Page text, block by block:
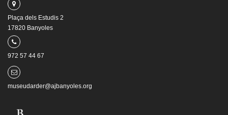
Plaça dels Estudis 2
17820 Banyoles
972 57 44 67
museudarder@ajbanyoles.org